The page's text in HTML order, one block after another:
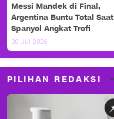
Messi Mandek di Final,
Argentina Buntu Total Saat
Spanyol Angkat Trofi
20 Jul 2026
PILIHAN REDAKSI